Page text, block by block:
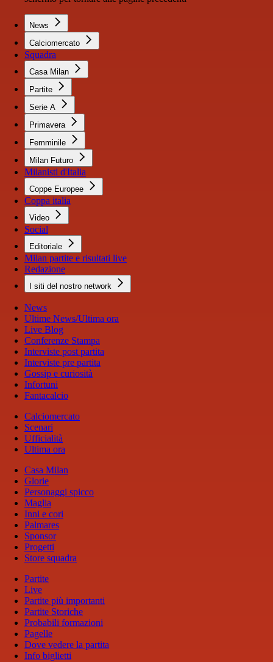
News
Calciomercato
Squadra
Casa Milan
Partite
Serie A
Primavera
Femminile
Milan Futuro
Milanisti d'Italia
Coppe Europee
Coppa italia
Video
Social
Editoriale
Milan partite e risultati live
Redazione
I siti del nostro network
News
Ultime News/Ultima ora
Live Blog
Conferenze Stampa
Interviste post partita
Interviste pre partita
Gossip e curiosità
Infortuni
Fantacalcio
Calciomercato
Scenari
Ufficialità
Ultima ora
Casa Milan
Glorie
Personaggi spicco
Maglia
Inni e cori
Palmares
Sponsor
Progetti
Store squadra
Partite
Live
Partite più importanti
Partite Storiche
Probabili formazioni
Pagelle
Dove vedere la partita
Info biglietti